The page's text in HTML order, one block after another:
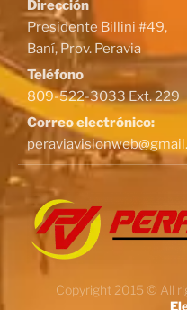
Dirección
Presidente Billini #49,
Baní, Prov. Peravia
Teléfono
809-522-3033 Ext. 229
Correo electrónico:
Copyright 2015 © All